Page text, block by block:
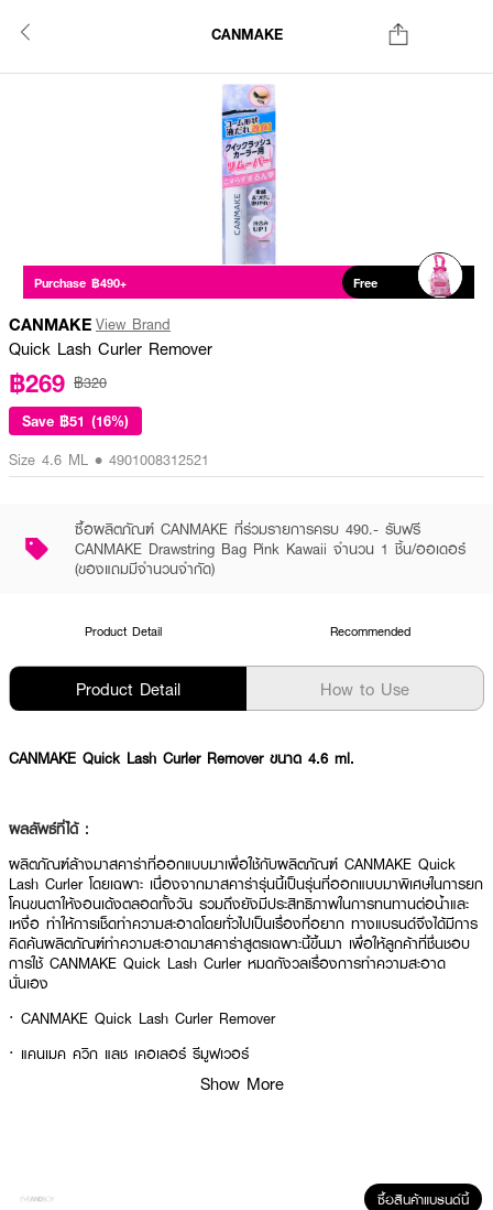
CANMAKE
Purchase ฿490+ Free
CANMAKE View Brand
Quick Lash Curler Remover
฿269 ฿320
Save ฿51 (16%)
Size 4.6 ML • 4901008312521
ซื้อผลิตภัณฑ์ CANMAKE ที่ร่วมรายการครบ 490.- รับฟรี
CANMAKE Drawstring Bag Pink Kawaii จำนวน 1 ชิ้น/ออเดอร์
(ของแถมมีจำนวนจำกัด)
Product Detail Recommended
Product Detail How to Use
CANMAKE Quick Lash Curler Remover ขนาด 4.6 ml.
ผลลัพธ์ที่ได้ :
ผลิตภัณฑ์ล้างมาสคาร่าที่ออกแบบมาเพื่อใช้กับผลิตภัณฑ์ CANMAKE Quick
Lash Curler โดยเฉพาะ เนื่องจากมาสคาร่ารุ่นนี้เป็นรุ่นที่ออกแบบมาพิเศษในการยก
โคนขนตาให้งอนเด้งตลอดทั้งวัน รวมถึงยังมีประสิทธิภาพในการทนทานต่อน้ำและ
เหงื่อ ทำให้การเช็ดทำความสะอาดโดยทั่วไปเป็นเรื่องที่อยาก ทางแบรนด์จึงได้มีการ
คิดค้นผลิตภัณฑ์ทำความสะอาดมาสคาร่าสูตรเฉพาะนี้ขึ้นมา เพื่อให้ลูกค้าที่ชื่นชอบ
การใช้ CANMAKE Quick Lash Curler หมดกังวลเรื่องการทำความสะอาด
นั่นเอง
· CANMAKE Quick Lash Curler Remover
· แคนเมค ควิก แลช เคอเลอร์ รีมูฟเวอร์
· คุณสมบัติละลายเนื้อมาสคาร่าที่เคลือบขนตาออกได้อย่างง่ายดายโดยแทบไม่ต้อง
· ออกแบบมาสำหรับทำความสะอาดผลิตภัณฑ์มาสคาร่าในกลุ่ม Quick Lash
Show More
ซื้อสินค้าแบรนด์นี้